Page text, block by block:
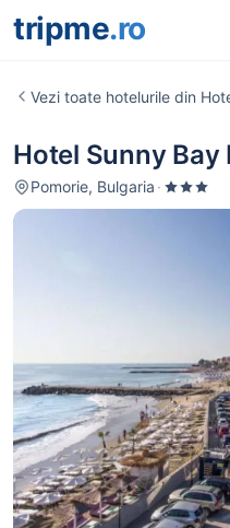
tripme.ro
Vezi toate hotelurile din
Hotel Sunny Bay
Pomorie, Bulgaria ·